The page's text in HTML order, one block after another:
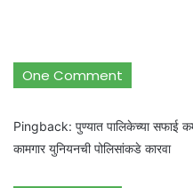
One Comment
Pingback: पुण्यात पालिकेच्या सफाई
कामगार युनियनची पोलिसांकडे कारवा